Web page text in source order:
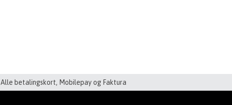
Alle betalingskort, Mobilepay og Faktura